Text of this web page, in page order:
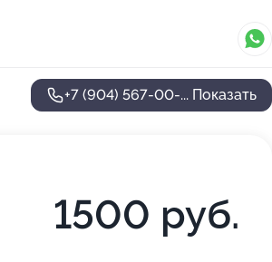
+7 (904) 567-00-... Показать
1500 руб.